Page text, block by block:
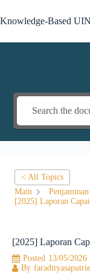
Knowledge-Based
< All Topics
Main
[2025] Laporan
[2025] Laporan
Posted 13/05/2026
By faradityasaputrie